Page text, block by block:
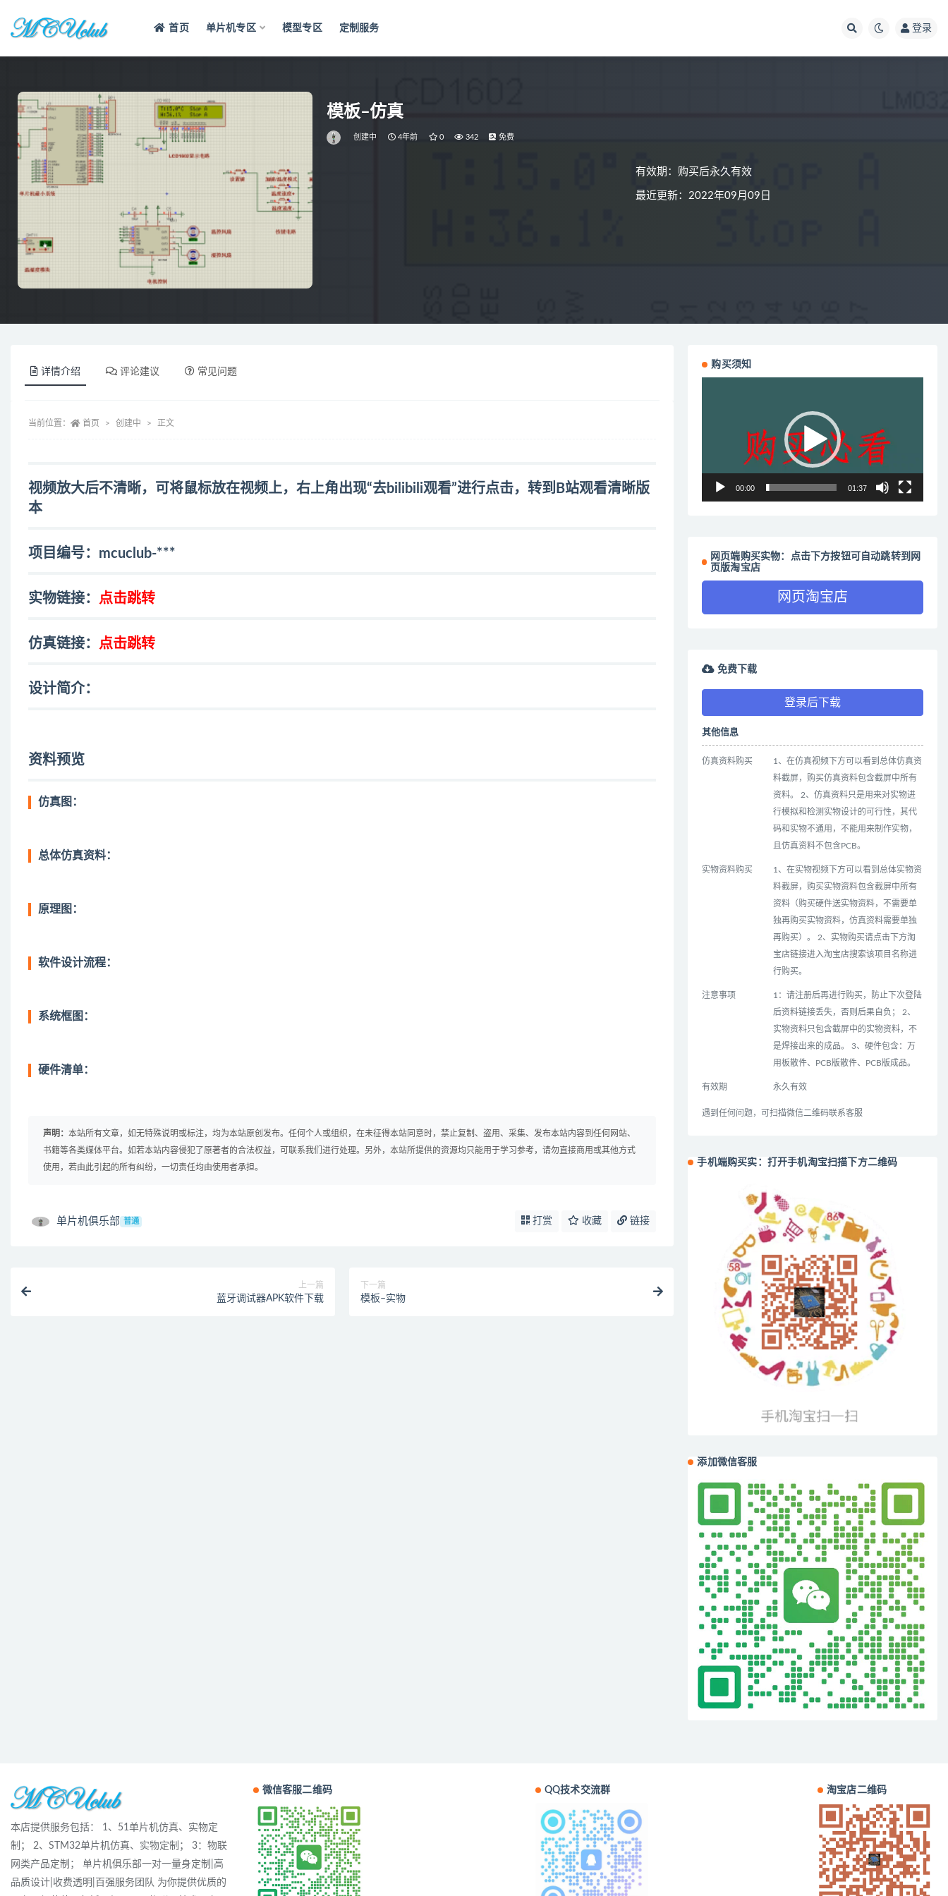
首页 单片机专区 模型专区 定制服务 登录
模板–仿真
创建中 4年前 0 342 免费
有效期：购买后永久有效
最近更新：2022年09月09日
详情介绍 评论建议 常见问题
当前位置： 首页 创建中 正文
视频放大后不清晰，可将鼠标放在视频上，右上角出现“去bilibili观看”进行点击，转到B站观看清晰版
本
项目编号：mcuclub-***
实物链接： 点击跳转
仿真链接： 点击跳转
设计简介：
资料预览
仿真图：
总体仿真资料：
原理图：
软件设计流程：
系统框图：
硬件清单：
声明： 本站所有文章，如无特殊说明或标注，均为本站原创发布。任何个人或组织，在未征得本站同意时，禁止复制、盗用、采集、发布本站内容到任何网站、
书籍等各类媒体平台。如若本站内容侵犯了原著者的合法权益，可联系我们进行处理。另外，本站所提供的资源均只能用于学习参考，请勿直接商用或其他方式
使用，若由此引起的所有纠纷，一切责任均由使用者承担。
单片机俱乐部 普通 打赏 收藏 链接
上一篇
蓝牙调试器APK软件下载
下一篇
模板–实物
购买须知
00:00 01:37
网页端购买实物：点击下方按钮可自动跳转到网
页版淘宝店
网页淘宝店
免费下载
登录后下载
其他信息
仿真资料购买
1、在仿真视频下方可以看到总体仿真资
料截屏，购买仿真资料包含截屏中所有
资料。 2、仿真资料只是用来对实物进
行模拟和检测实物设计的可行性，其代
码和实物不通用，不能用来制作实物，
且仿真资料不包含PCB。
实物资料购买
1、在实物视频下方可以看到总体实物资
料截屏，购买实物资料包含截屏中所有
资料（购买硬件送实物资料，不需要单
独再购买实物资料，仿真资料需要单独
再购买）。 2、实物购买请点击下方淘
宝店链接进入淘宝店搜索该项目名称进
行购买。
注意事项
1：请注册后再进行购买，防止下次登陆
后资料链接丢失，否则后果自负； 2、
实物资料只包含截屏中的实物资料，不
是焊接出来的成品。 3、硬件包含：万
用板散件、PCB版散件、PCB版成品。
有效期 永久有效
遇到任何问题，可扫描微信二维码联系客服
手机端购买实：打开手机淘宝扫描下方二维码
添加微信客服
本店提供服务包括： 1、51单片机仿真、实物定
制； 2、STM32单片机仿真、实物定制； 3：物联
网类产品定制； 单片机俱乐部一对一量身定制|高
品质设计|收费透明|百强服务团队 为你提供优质的
微信客服二维码 QQ技术交流群 淘宝店二维码